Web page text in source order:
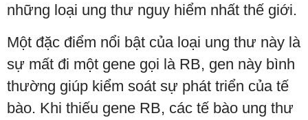
những loại ung thư nguy hiểm nhất thế giới.
Một đặc điểm nổi bật của loại ung thư này là
sự mất đi một gene gọi là RB, gen này bình
thường giúp kiểm soát sự phát triển của tế
bào. Khi thiếu gene RB, các tế bào ung thư